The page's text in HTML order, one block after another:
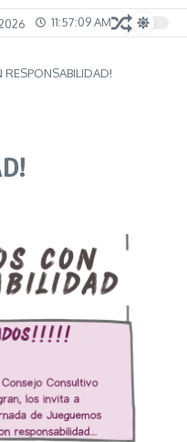
11:57:10 AM
RESPONSABILIDAD!